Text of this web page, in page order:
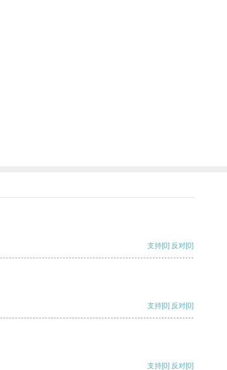
支持[0] 反对[0]
支持[0] 反对[0]
支持[0] 反对[0]